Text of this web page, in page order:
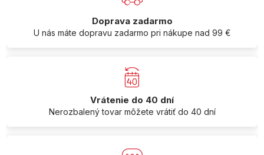
Doprava zadarmo
U nás máte dopravu zadarmo pri nákupe nad 99 €
Vrátenie do 40 dní
Nerozbalený tovar môžete vrátiť do 40 dní